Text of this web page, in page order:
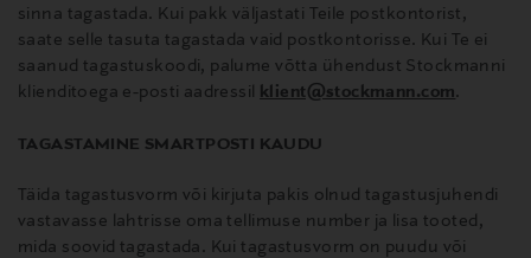
sinna tagastada. Kui pakk väljastati Teile postkontorist,
saate selle tasuta tagastada vaid postkontorisse. Kui Te ei
saanud tagastuskoodi, palume võtta ühendust Stockmanni
klienditoega e-posti aadressil klient@stockmann.com.
TAGASTAMINE SMARTPOSTI KAUDU
Täida tagastusvorm või kirjuta pakis olnud tagastusjuhendi
vastavasse lahtrisse oma tellimuse number ja lisa tooted,
mida soovid tagastada. Kui tagastusvorm on puudu või